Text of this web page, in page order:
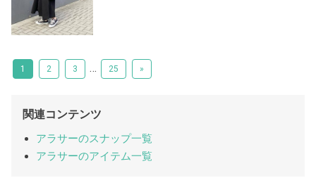
1 2 3 … 25 »
関連コンテンツ
アラサーのスナップ一覧
アラサーのアイテム一覧